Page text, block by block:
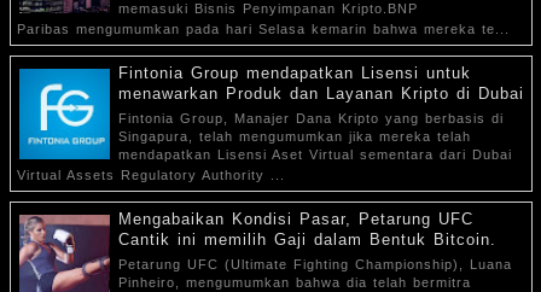
memasuki Bisnis Penyimpanan Kripto.BNP
Paribas mengumumkan pada hari Selasa kemarin bahwa mereka te...
Fintonia Group mendapatkan Lisensi untuk
menawarkan Produk dan Layanan Kripto di Dubai
Fintonia Group, Manajer Dana Kripto yang berbasis di
Singapura, telah mengumumkan jika mereka telah
mendapatkan Lisensi Aset Virtual sementara dari Dubai
Virtual Assets Regulatory Authority ...
Mengabaikan Kondisi Pasar, Petarung UFC
Cantik ini memilih Gaji dalam Bentuk Bitcoin.
Petarung UFC (Ultimate Fighting Championship), Luana
Pinheiro, mengumumkan bahwa dia telah bermitra